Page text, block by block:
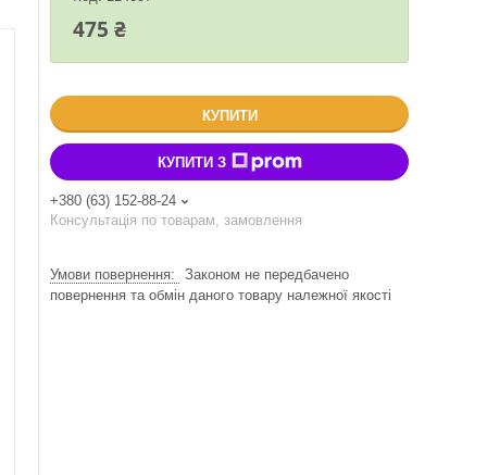
475 ₴
КУПИТИ
КУПИТИ З
+380 (63) 152-88-24
Консультація по товарам, замовлення
Законом не передбачено
повернення та обмін даного товару належної якості